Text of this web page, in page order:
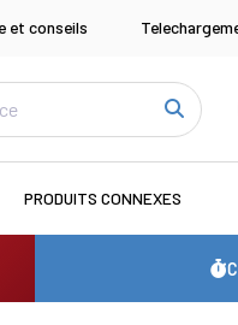
et conseils
PRODUITS CONNEXES